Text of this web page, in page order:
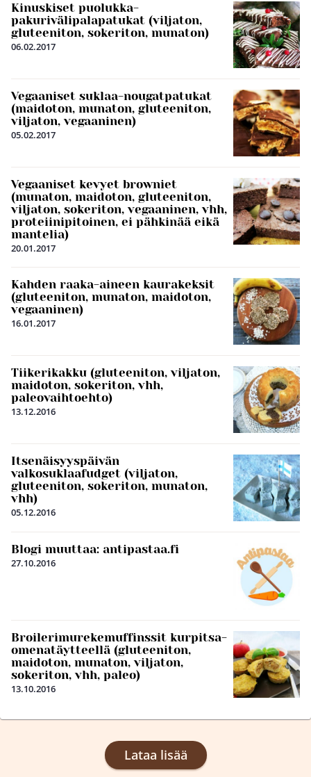
Kinuskiset puolukka-
pakurivälipalapatukat (viljaton,
gluteeniton, sokeriton, munaton)
06.02.2017
Vegaaniset suklaa-nougatpatukat
(maidoton, munaton, gluteeniton,
viljaton, vegaaninen)
05.02.2017
Vegaaniset kevyet browniet
(munaton, maidoton, gluteeniton,
viljaton, sokeriton, vegaaninen, vhh,
proteiinipitoinen, ei pähkinää eikä
mantelia)
20.01.2017
Kahden raaka-aineen kaurakeksit
(gluteeniton, munaton, maidoton,
vegaaninen)
16.01.2017
Tiikerikakku (gluteeniton, viljaton,
maidoton, sokeriton, vhh,
paleovaihtoehto)
13.12.2016
Itsenäisyyspäivän
valkosuklaafudget (viljaton,
gluteeniton, sokeriton, munaton,
vhh)
05.12.2016
Blogi muuttaa: antipastaa.fi
27.10.2016
Broilerimurekemuffinssit kurpitsa-
omenatäytteellä (gluteeniton,
maidoton, munaton, viljaton,
sokeriton, vhh, paleo)
13.10.2016
Lataa lisää